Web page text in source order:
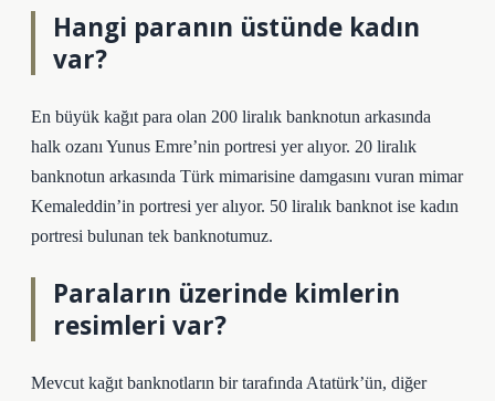
Hangi paranın üstünde kadın
var?
En büyük kağıt para olan 200 liralık banknotun arkasında
halk ozanı Yunus Emre’nin portresi yer alıyor. 20 liralık
banknotun arkasında Türk mimarisine damgasını vuran mimar
Kemaleddin’in portresi yer alıyor. 50 liralık banknot ise kadın
portresi bulunan tek banknotumuz.
Paraların üzerinde kimlerin
resimleri var?
Mevcut kağıt banknotların bir tarafında Atatürk’ün, diğer